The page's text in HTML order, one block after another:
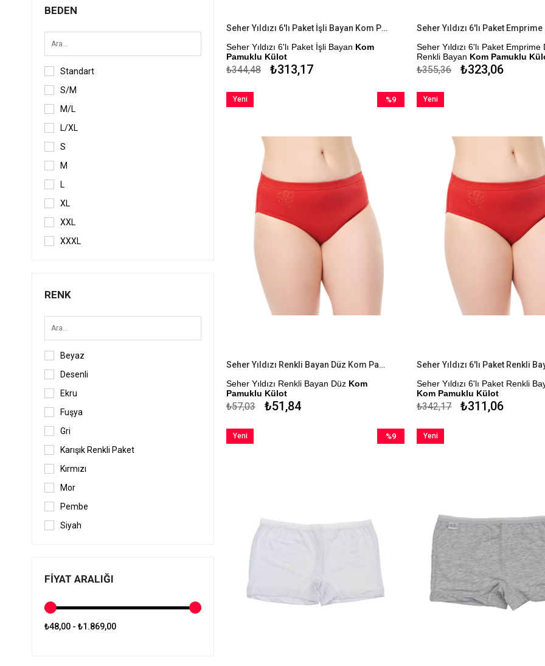
BEDEN
Standart
S/M
M/L
L/XL
S
M
L
XL
XXL
XXXL
4XL
5XL
RENK
Beyaz
Desenli
Ekru
Fuşya
Gri
Karışık Renkli Paket
Kırmızı
Mor
Pembe
Siyah
Beyaz-Siyah-Ten
FIYAT ARALIĞI
₺48,00 - ₺1.869,00
Seher Yıldızı 6'lı Paket İşli Bayan Kom Pamuklu Külot
Seher Yıldızı 6'lı Paket İşli Bayan Kom
Pamuklu Külot
%100 Pamuk
Kapıda Ödeme Seçeneği
₺313,17
₺344,48
Seher Yıldızı 6'lı Paket Emprime
Renkli Bayan Kom Pamuklu
%100 Pamuk
Ürün Aynı Desen Farklı
Oluşmaktadır. Gönderim Karışık
₺323,06
₺355,36
Seher Yıldızı Renkli Bayan Düz Kom Pamuklu Külot
Seher Yıldızı Renkli Bayan Düz Kom
Pamuklu Külot
%100 Pamuk
Kapıda Ödeme Seçeneği
₺51,84
₺57,03
%9
Yeni
Seher Yıldızı 6'lı Paket Renkli
Kom Pamuklu Külot
%100 Pamuk
Kapıda Ödeme Seçeneği
₺311,06
₺342,17
Yeni
%9
Yeni
Yeni